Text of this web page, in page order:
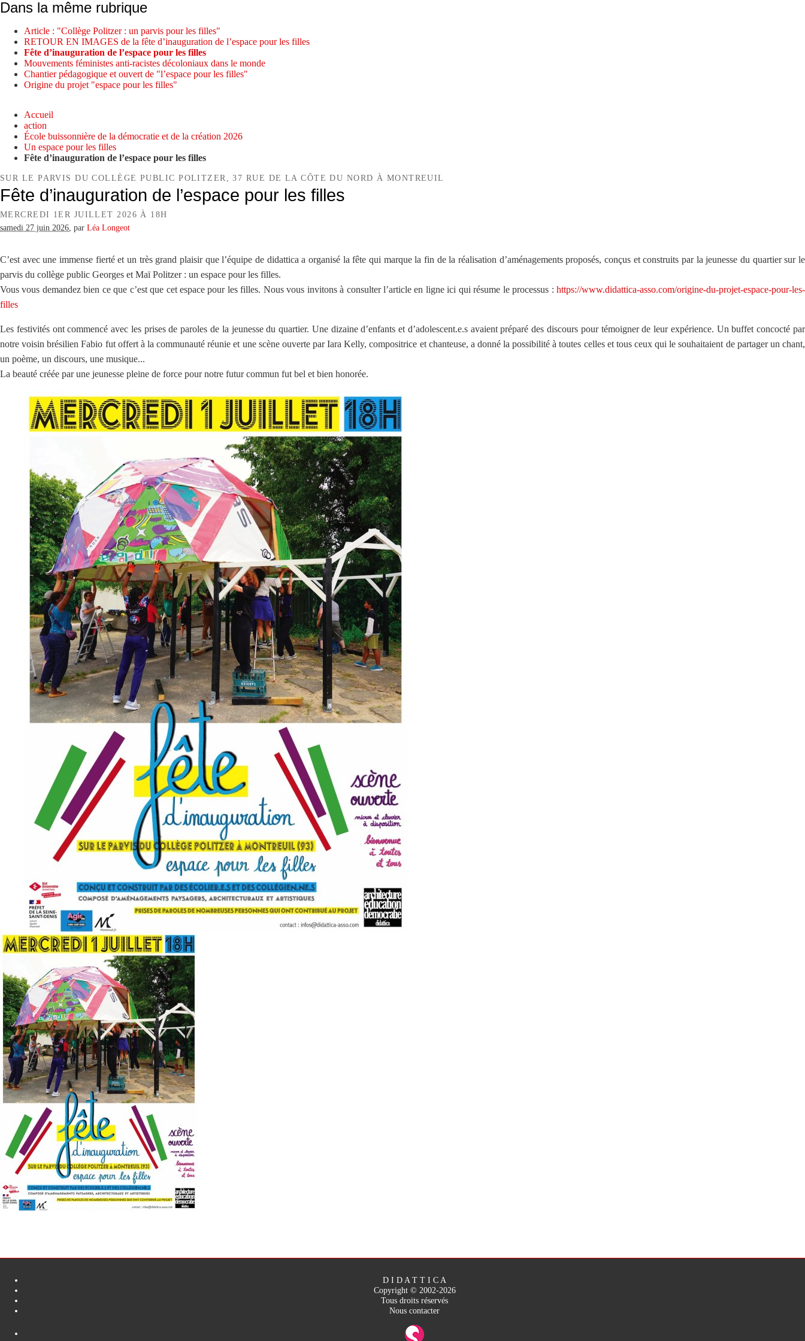
Dans la même rubrique
Article : "Collège Politzer : un parvis pour les filles"
RETOUR EN IMAGES de la fête d’inauguration de l’espace pour les filles
Fête d’inauguration de l’espace pour les filles
Mouvements féministes anti-racistes décoloniaux dans le monde
Chantier pédagogique et ouvert de "l’espace pour les filles"
Origine du projet "espace pour les filles"
Accueil
action
École buissonnière de la démocratie et de la création 2026
Un espace pour les filles
Fête d’inauguration de l’espace pour les filles
SUR LE PARVIS DU COLLÈGE PUBLIC POLITZER, 37 RUE DE LA CÔTE DU NORD À MONTREUIL
Fête d’inauguration de l’espace pour les filles
MERCREDI 1ER JUILLET 2026 À 18H
samedi 27 juin 2026 par Léa Longeot
C’est avec une immense fierté et un très grand plaisir que l’équipe de didattica a organisé la fête qui marque la fin de la réalisation d’aménagements proposés, conçus et construits par la jeunesse du quartier sur le
parvis du collège public Georges et Maï Politzer : un espace pour les filles.
Vous vous demandez bien ce que c’est que cet espace pour les filles. Nous vous invitons à consulter l’article en ligne ici qui résume le processus : https://www.didattica-asso.com/origine-du-projet-espace-pour-les-
filles
Les festivités ont commencé avec les prises de paroles de la jeunesse du quartier. Une dizaine d’enfants et d’adolescent.e.s avaient préparé des discours pour témoigner de leur expérience. Un buffet concocté par
notre voisin brésilien Fabio fut offert à la communauté réunie et une scène ouverte par Iara Kelly, compositrice et chanteuse, a donné la possibilité à toutes celles et tous ceux qui le souhaitaient de partager un chant,
un poème, un discours, une musique...
La beauté créée par une jeunesse pleine de force pour notre futur commun fut bel et bien honorée.
D I D A T T I C A
Copyright © 2002-2026
Tous droits réservés
Nous contacter